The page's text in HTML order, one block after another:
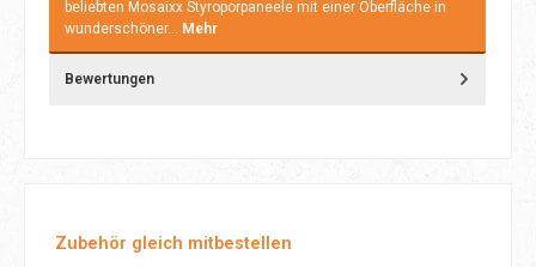
beliebten Mosaixx Styroporpaneele mit einer Oberfläche in
wunderschöner… Mehr
Bewertungen
Produktgalerie überspringen
Zubehör gleich mitbestellen